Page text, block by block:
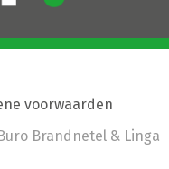
voorwaarden
Brandnetel & Linga